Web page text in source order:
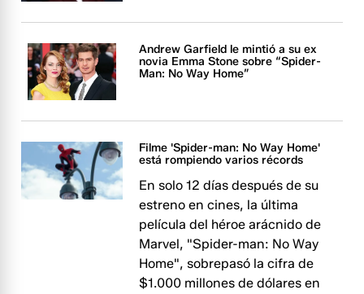
Andrew Garfield le mintió a su ex
novia Emma Stone sobre “Spider-
Man: No Way Home”
Filme 'Spider-man: No Way Home'
está rompiendo varios récords
En solo 12 días después de su
estreno en cines, la última
película del héroe arácnido de
Marvel, "Spider-man: No Way
Home", sobrepasó la cifra de
$1.000 millones de dólares en